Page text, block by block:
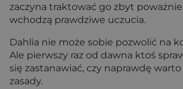
zaczyna traktować go zbyt
wchodzą prawdziwe uczucia.
Dahlia nie może sobie pozwolić na
Ale pierwszy raz od dawna ktoś
się zastanawiać, czy naprawdę
zasady.